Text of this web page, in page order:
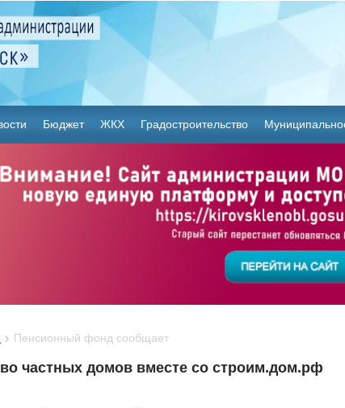
Бюджет ЖКХ Градостроительство
Пенсионный фонд сообщает
частных домов вместе со строим.дом.рф